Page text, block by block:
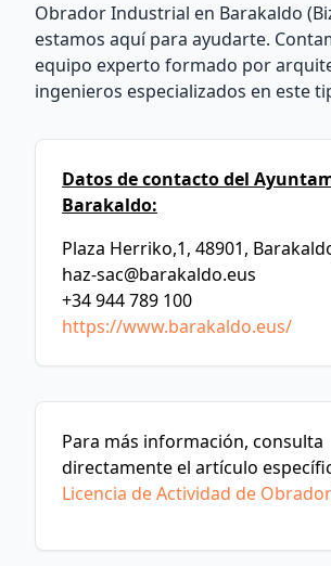
Obrador Industrial en Barakaldo
estamos aquí para ayudarte.
equipo experto formado por
ingenieros especializados en este
Datos de contacto del
Barakaldo:
Plaza Herriko,1, 48901,
haz-sac@barakaldo.eus
+34 944 789 100
https://www.barakaldo.eus/
Para más información, consulta
directamente el artículo
Licencia de Actividad de